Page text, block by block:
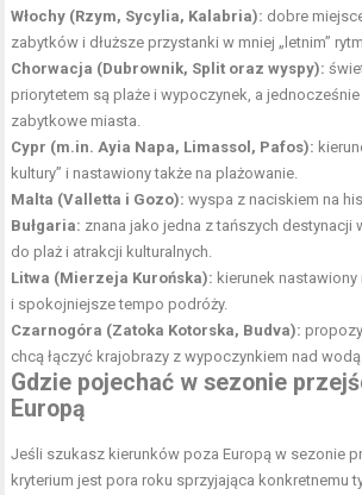
Włochy (Rzym, Sycylia, Kalabria): dobre
zabytków i dłuższe przystanki w mniej „letnim”
Chorwacja (Dubrownik, Split oraz wyspy):
priorytetem są plaże i wypoczynek, a
zabytkowe miasta.
Cypr (m.in. Ayia Napa, Limassol, Pafos):
kultury” i nastawiony także na plażowanie.
Malta (Valletta i Gozo): wyspa z naciskiem na
Bułgaria: znana jako jedna z tańszych destynacji
do plaż i atrakcji kulturalnych.
Litwa (Mierzeja Kurońska): kierunek
i spokojniejsze tempo podróży.
Czarnogóra (Zatoka Kotorska, Budva):
chcą łączyć krajobrazy z wypoczynkiem nad wodą.
Gdzie pojechać w sezonie
Europą
Jeśli szukasz kierunków poza Europą w sezonie
kryterium jest pora roku sprzyjająca konkretnemu